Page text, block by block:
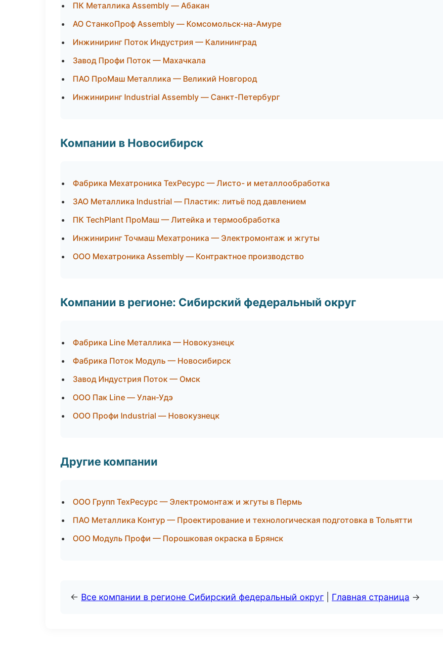
ПК Металлика Assembly — Абакан
АО СтанкоПроф Assembly — Комсомольск-на-Амуре
Инжиниринг Поток Индустрия — Калининград
Завод Профи Поток — Махачкала
ПАО ПроМаш Металлика — Великий Новгород
Инжиниринг Industrial Assembly — Санкт-Петербург
Компании в Новосибирск
Фабрика Мехатроника ТехРесурс — Листо- и металлообработка
ЗАО Металлика Industrial — Пластик: литьё под давлением
ПК TechPlant ПроМаш — Литейка и термообработка
Инжиниринг Точмаш Мехатроника — Электромонтаж и жгуты
ООО Мехатроника Assembly — Контрактное производство
Компании в регионе: Сибирский федеральный округ
Фабрика Line Металлика — Новокузнецк
Фабрика Поток Модуль — Новосибирск
Завод Индустрия Поток — Омск
ООО Пак Line — Улан-Удэ
ООО Профи Industrial — Новокузнецк
Другие компании
ООО Групп ТехРесурс — Электромонтаж и жгуты в Пермь
ПАО Металлика Контур — Проектирование и технологическая подготовка в Тольятти
ООО Модуль Профи — Порошковая окраска в Брянск
← Все компании в регионе Сибирский федеральный округ Главная страница →